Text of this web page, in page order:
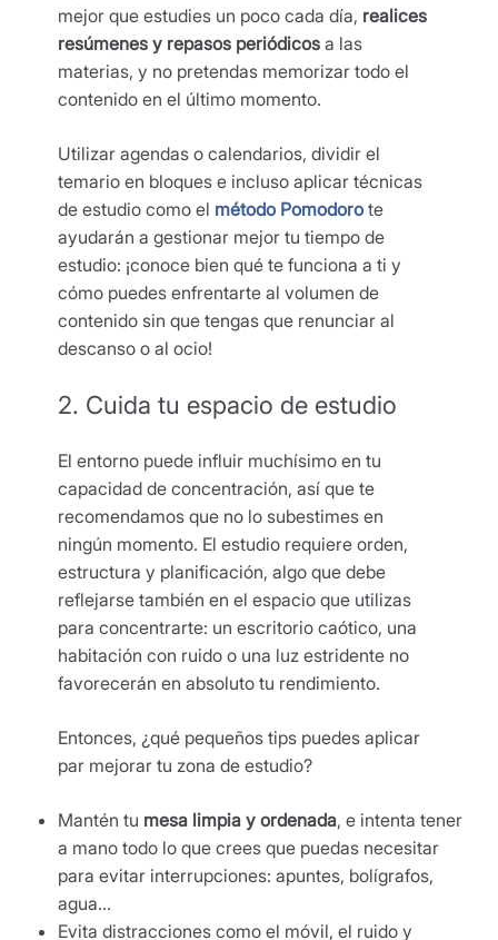
mejor que estudies un poco cada día, realices
resúmenes y repasos periódicos a las
materias, y no pretendas memorizar todo el
contenido en el último momento.
Utilizar agendas o calendarios, dividir el
temario en bloques e incluso aplicar técnicas
de estudio como el método Pomodoro te
ayudarán a gestionar mejor tu tiempo de
estudio: ¡conoce bien qué te funciona a ti y
cómo puedes enfrentarte al volumen de
contenido sin que tengas que renunciar al
descanso o al ocio!
2. Cuida tu espacio de estudio
El entorno puede influir muchísimo en tu
capacidad de concentración, así que te
recomendamos que no lo subestimes en
ningún momento. El estudio requiere orden,
estructura y planificación, algo que debe
reflejarse también en el espacio que utilizas
para concentrarte: un escritorio caótico, una
habitación con ruido o una luz estridente no
favorecerán en absoluto tu rendimiento.
Entonces, ¿qué pequeños tips puedes aplicar
par mejorar tu zona de estudio?
Mantén tu mesa limpia y ordenada, e intenta tener
a mano todo lo que crees que puedas necesitar
para evitar interrupciones: apuntes, bolígrafos,
agua…
Evita distracciones como el móvil, el ruido y